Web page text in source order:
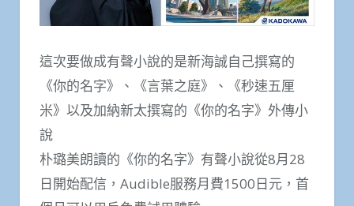
這次要做成有聲小說的是新海誠自己撰寫的
《你的名字》、《言葉之庭》、《秒速五厘
米》以及加納新太撰寫的《你的名字》外傳小
說
朴璐美朗讀的《你的名字》有聲小說從8月28
日開始配信，Audible服務月費1500日元，首